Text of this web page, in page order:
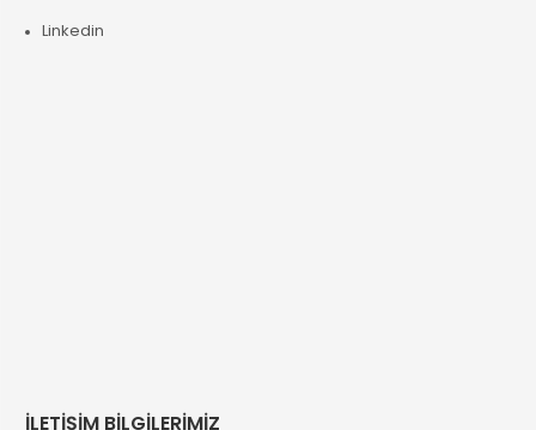
Linkedin
İLETİŞİM BİLGİLERİMİZ